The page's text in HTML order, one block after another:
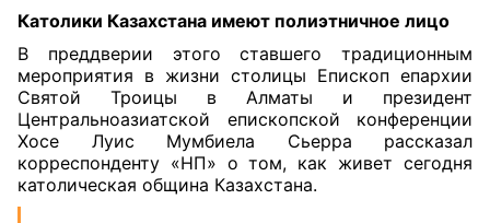
Католики Казахстана имеют полиэтничное лицо
В преддверии этого ставшего традиционным
мероприятия в жизни столицы Епископ епархии
Святой Троицы в Алматы и президент
Центральноазиатской епископской конференции
Хосе Луис Мумбиела Сьерра рассказал
корреспонденту «НП» о том, как живет сегодня
католическая община Казахстана.